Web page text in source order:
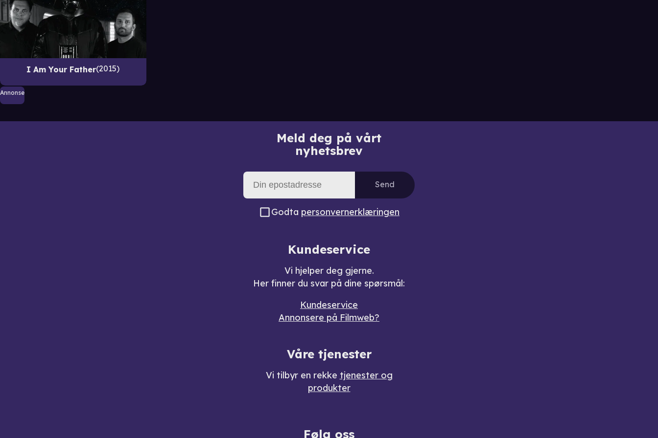
I Am Your Father 2015
Annonse
Meld deg på vårt
nyhetsbrev
Send
Godta personvernerklæringen
Kundeservice
Vi hjelper deg gjerne.
Her finner du svar på dine spørsmål:
Kundeservice
Annonsere på Filmweb?
Våre tjenester
Vi tilbyr en rekke tjenester og
produkter
Følg oss